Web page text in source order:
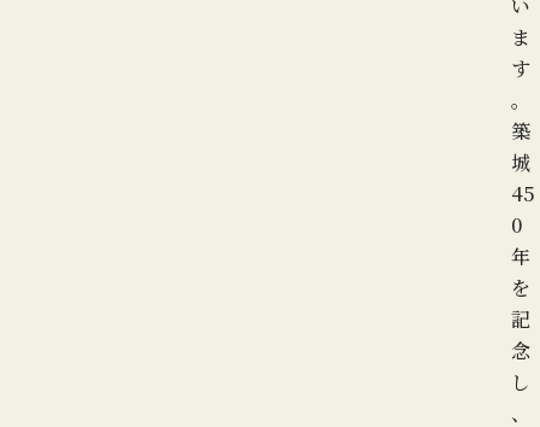
ま
す
。
築
城
45
0
年
を
記
念
し
、